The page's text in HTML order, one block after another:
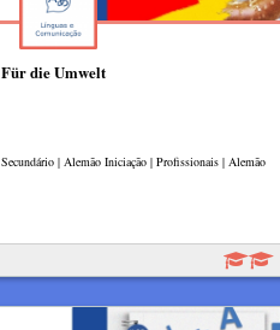
Für die Umwelt
Secundário | Alemão Iniciação | Profissionais | Alemão